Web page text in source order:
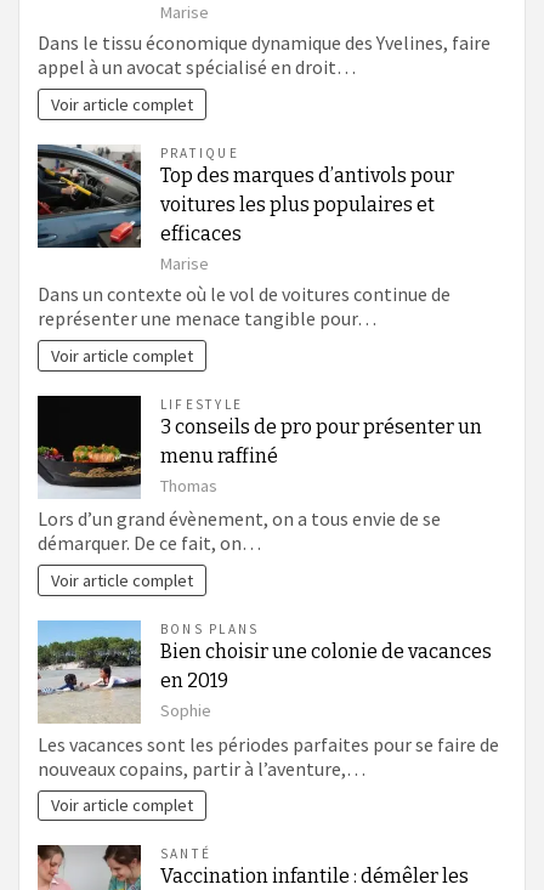
Marise
Dans le tissu économique dynamique des Yvelines, faire
appel à un avocat spécialisé en droit…
Voir article complet
PRATIQUE
Top des marques d’antivols pour
voitures les plus populaires et
efficaces
Marise
Dans un contexte où le vol de voitures continue de
représenter une menace tangible pour…
Voir article complet
LIFESTYLE
3 conseils de pro pour présenter un
menu raffiné
Thomas
Lors d’un grand évènement, on a tous envie de se
démarquer. De ce fait, on…
Voir article complet
BONS PLANS
Bien choisir une colonie de vacances
en 2019
Sophie
Les vacances sont les périodes parfaites pour se faire de
nouveaux copains, partir à l’aventure,…
Voir article complet
SANTÉ
Vaccination infantile : démêler les